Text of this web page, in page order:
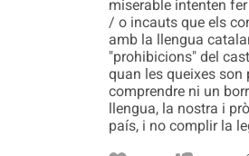
miserable intenten
/ o incauts que els
amb la llengua
"prohibicions" del
quan les queixes son
comprendre ni un
llengua, la nostra i
país, i no complir la